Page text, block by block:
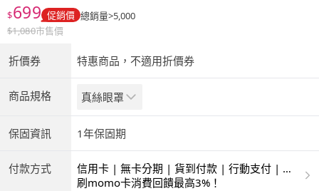
$699 促銷價 總銷量>5,000
$1,080市售價
折價券 特惠商品，不適用折價券
商品規格 真絲眼罩
保固資訊 1年保固期
付款方式
信用卡 | 無卡分期 | 貨到付款 | 行動支付 | 超
商付款 | ATM | 銀聯卡
刷momo卡消費回饋最高3%！